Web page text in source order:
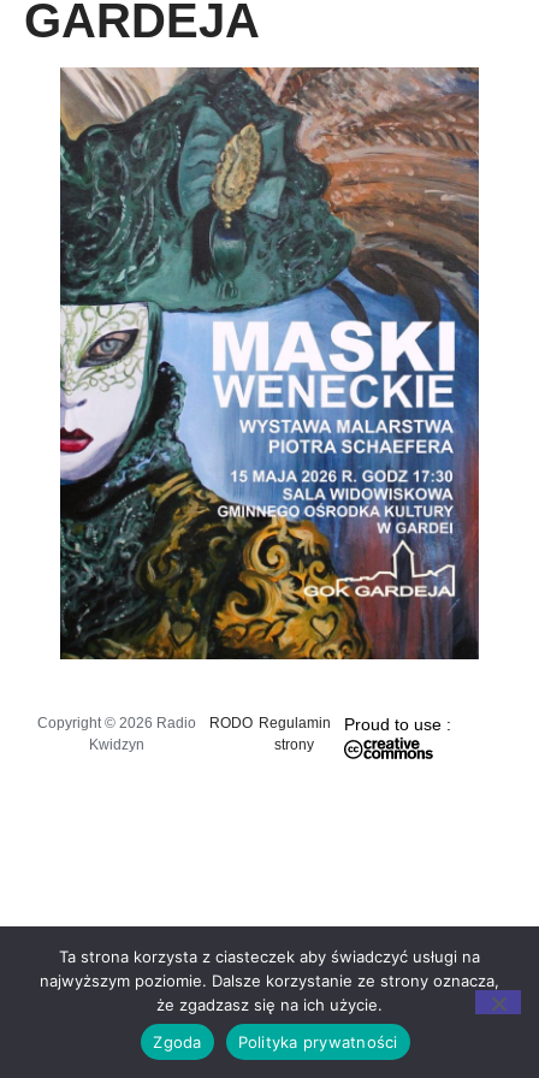
GARDEJA
Copyright © 2026 Radio
Kwidzyn
RODO Regulamin
strony
Proud to use :
Ta strona korzysta z ciasteczek aby świadczyć usługi na
najwyższym poziomie. Dalsze korzystanie ze strony oznacza,
że zgadzasz się na ich użycie.
Zgoda
Polityka prywatności